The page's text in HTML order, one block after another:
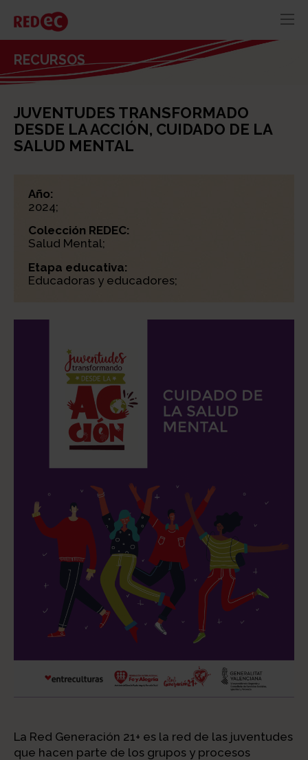
RECURSOS
CONTACTO
RECURSOS
JUVENTUDES TRANSFORMADO
DESDE LA ACCIÓN, CUIDADO DE LA
SALUD MENTAL
Año:
2024;
Colección REDEC:
Salud Mental;
Etapa educativa:
Educadoras y educadores;
La Red Generación 21+ es la red de las juventudes
que hacen parte de los grupos y procesos